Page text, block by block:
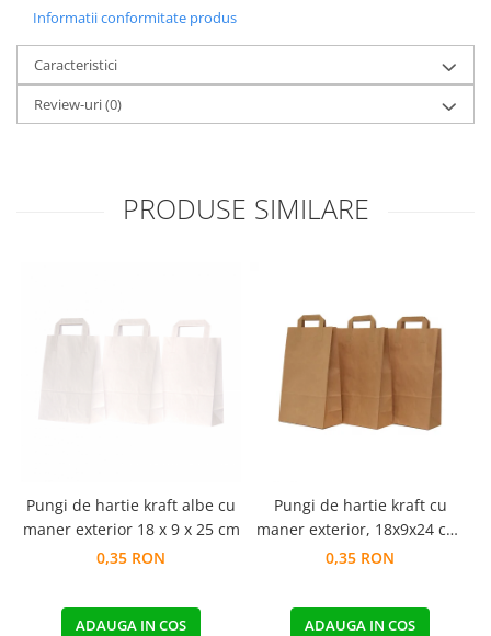
Informatii conformitate produs
Caracteristici
Review-uri(0)
PRODUSE SIMILARE
Pungi de hartie kraft albe cu
maner exterior 18 x 9 x 25 cm
0,35 RON
ADAUGA IN COS
Pungi de hartie kraft cu
maner exterior, 18x9x24 cm,
250 buc - natur
0,35 RON
ADAUGA IN COS